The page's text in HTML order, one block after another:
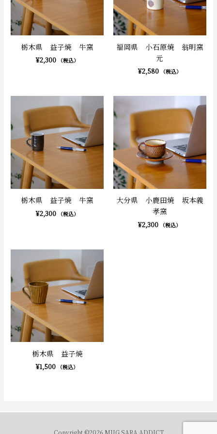
栃木県 益子焼 牛窯
¥2,300 （税込）
福岡県 小石原焼 翁明窯
元
¥2,580 （税込）
栃木県 益子焼 牛窯
¥2,300 （税込）
大分県 小鹿田焼 坂本義
孝窯
¥2,300 （税込）
栃木県 益子焼
¥1,500 （税込）